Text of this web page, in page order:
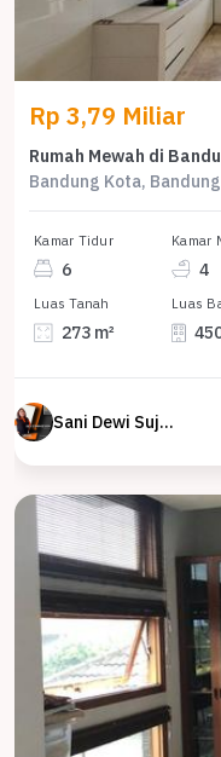
Rp 3,79 Miliar
Rumah Mewah di
Bandung Kota, Bandung
Kamar Tidur
6
Kamar
4
Luas Tanah
273 m²
Luas
Sani Dewi Sujono